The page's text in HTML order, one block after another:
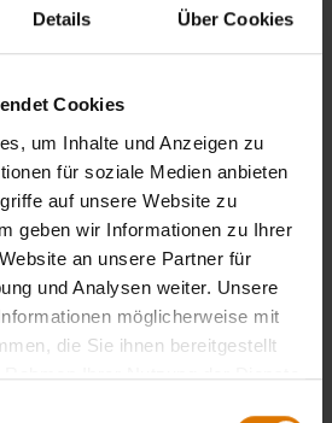
Details Über Cookies
Cookies
um Inhalte und Anzeigen zu
für soziale Medien anbieten
auf unsere Website zu
geben wir Informationen zu Ihrer
an unsere Partner für
und Analysen weiter. Unsere
möglicherweise mit
die Sie ihnen bereitgestellt
Ihrer Nutzung der Dienste